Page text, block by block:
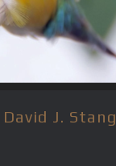
David J. Stang